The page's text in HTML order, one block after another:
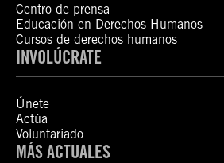
Centro de prensa
Educación en Derechos Humanos
Cursos de derechos humanos
INVOLÚCRATE
Únete
Actúa
Voluntariado
MÁS ACTUALES